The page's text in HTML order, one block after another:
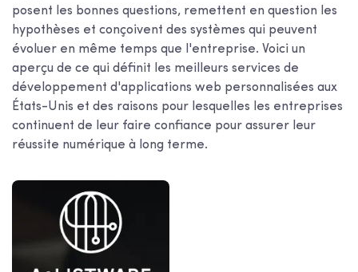
posent les bonnes questions, remettent en question les
hypothèses et conçoivent des systèmes qui peuvent
évoluer en même temps que l'entreprise. Voici un
aperçu de ce qui définit les meilleurs services de
développement d'applications web personnalisées aux
États-Unis et des raisons pour lesquelles les entreprises
continuent de leur faire confiance pour assurer leur
réussite numérique à long terme.